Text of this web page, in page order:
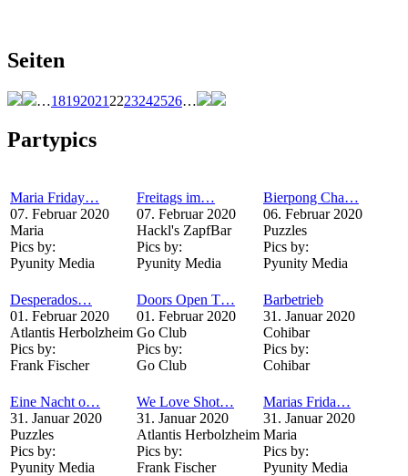
Seiten
…18192021 2223242526…
Partypics
Maria Friday…
07. Februar 2020
Maria
Pics by:
Pyunity Media
Freitags im…
07. Februar 2020
Hackl's ZapfBar
Pics by:
Pyunity Media
Bierpong Cha…
06. Februar 2020
Puzzles
Pics by:
Pyunity Media
Desperados…
01. Februar 2020
Atlantis Herbolzheim
Pics by:
Frank Fischer
Doors Open T…
01. Februar 2020
Go Club
Pics by:
Go Club
Barbetrieb
31. Januar 2020
Cohibar
Pics by:
Cohibar
Eine Nacht o…
31. Januar 2020
Puzzles
Pics by:
Pyunity Media
We Love Shot…
31. Januar 2020
Atlantis Herbolzheim
Pics by:
Frank Fischer
Marias Frida…
31. Januar 2020
Maria
Pics by:
Pyunity Media